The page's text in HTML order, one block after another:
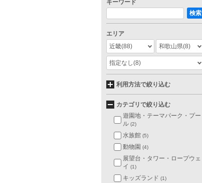
キーワード
検索
エリア
近畿(88) 和歌山県(8)
指定なし(8)
利用方法で絞り込む
カテゴリで絞り込む
遊園地・テーマパーク・プー
ル (2)
水族館 (5)
動物園 (4)
展望台・タワー・ロープウェ
イ (1)
キッズランド (1)